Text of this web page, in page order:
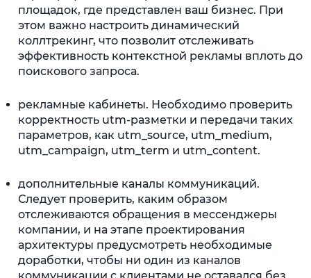
площадок, где представлен ваш бизнес. При
этом важно настроить динамический
коллтрекинг, что позволит отслеживать
эффективность контекстной рекламы вплоть до
поискового запроса.
рекламные кабинеты. Необходимо проверить
корректность utm-разметки и передачи таких
параметров, как utm_source, utm_medium,
utm_campaign, utm_term и utm_content.
дополнительные каналы коммуникаций.
Следует проверить, каким образом
отслеживаются обращения в мессенджеры
компании, и на этапе проектирования
архитектуры предусмотреть необходимые
доработки, чтобы ни один из каналов
коммуникации с клиентами не оставался без